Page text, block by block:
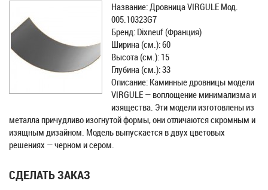
Название: Дровница VIRGULE Мод.
005.10323G7
Бренд: Dixneuf (Франция)
Ширина (см.): 60
Высота (см.): 15
Глубина (см.): 33
Описание: Каминные дровницы модели
VIRGULE — воплощение минимализма и
изящества. Эти модели изготовлены из
металла причудливо изогнутой формы, они отличаются скромным и
изящным дизайном. Модель выпускается в двух цветовых
решениях — черном и сером.
СДЕЛАТЬ ЗАКАЗ